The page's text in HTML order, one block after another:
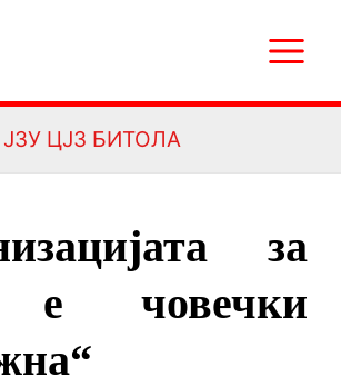
Menu
ЈЗУ ЦЈЗ БИТОЛА
за
е човечки